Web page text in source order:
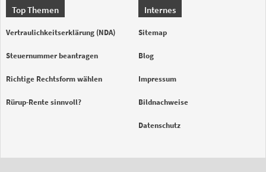
Top Themen
Vertraulichkeitserklärung (NDA)
Steuernummer beantragen
Richtige Rechtsform wählen
Rürup-Rente sinnvoll?
Internes
Sitemap
Blog
Impressum
Bildnachweise
Datenschutz